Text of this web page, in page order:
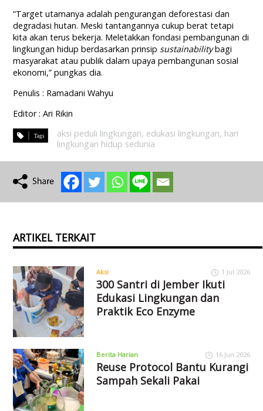
“Target utamanya adalah pengurangan deforestasi dan
degradasi hutan. Meski tantangannya cukup berat tetapi
kita akan terus bekerja. Meletakkan fondasi pembangunan di
lingkungan hidup berdasarkan prinsip sustainabilitybagi
masyarakat atau publik dalam upaya pembangunan sosial
ekonomi,” pungkas dia.
Penulis : Ramadani Wahyu
Editor : Ari Rikin
aksi peduli lingkungan, edukasi lingkungan, hari
lingkungan hidup sedunia
ARTIKEL TERKAIT
Aksi 1 Jul 2026
300 Santri di Jember Ikuti
Edukasi Lingkungan dan
Praktik Eco Enzyme
Berita Harian 16 Jun 2026
Reuse Protocol Bantu Kurangi
Sampah Sekali Pakai